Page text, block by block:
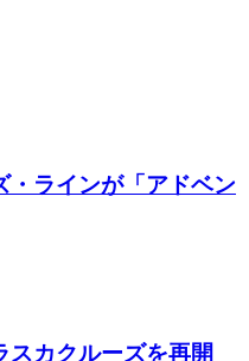
・ラインが「アドベン
スカクルーズを再開